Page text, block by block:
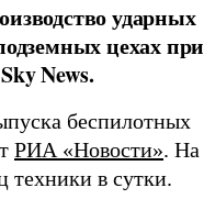
ударных
цехах при
News.
беспилотных
РИА «Новости». На
техники в сутки.